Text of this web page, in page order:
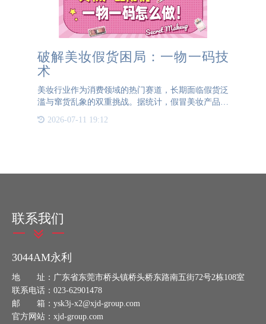
破解美妆假货困局：一物一码技
术
美妆行业作为消费领域的热门赛道，长期面临假货泛
滥与窜货乱象的双重挑战。据统计，假冒美妆产品年
均增长率高达30%，不仅严重侵蚀品牌价值，更对消
费者健康构成潜在威胁。为破解这一困局，3044AM
2026-07-11 19:12
联系我们
3044AM永利
地 址：广东省东莞市桥头镇桥头桥东路南五街72号2栋108室
联系电话：023-62901478
邮 箱：ysk3j-x2@xjd-group.com
官方网站：xjd-group.com